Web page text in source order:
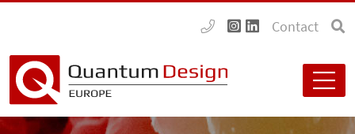
Contact